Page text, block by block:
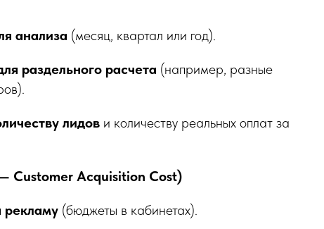
анализа (месяц, квартал или год).
раздельного расчета (например, разные
лидов и количеству реальных оплат за
Customer Acquisition Cost)
рекламу (бюджеты в кабинетах).